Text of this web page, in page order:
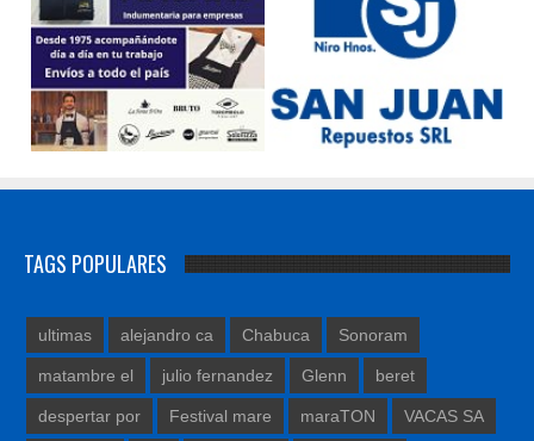
TAGS POPULARES
ultimas alejandro ca Chabuca Sonoram
matambre el julio fernandez Glenn beret
despertar por Festival mare maraTON VACAS SA